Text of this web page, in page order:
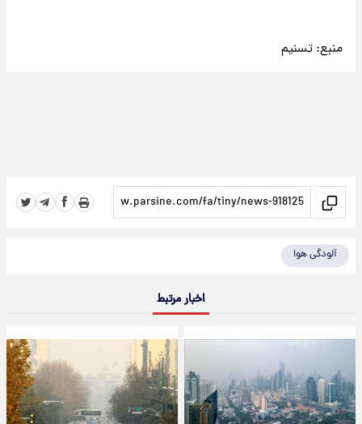
منبع: تسنیم
آلودگی هوا
اخبار مرتبط